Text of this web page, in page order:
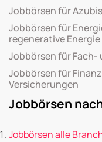
Jobbörsen für
Jobbörsen für
regenerative Energie
Jobbörsen für Fach-
Jobbörsen für
Versicherungen
Jobbörsen
Jobbörsen alle